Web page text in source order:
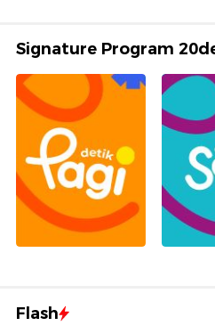
Signature Program
Flash